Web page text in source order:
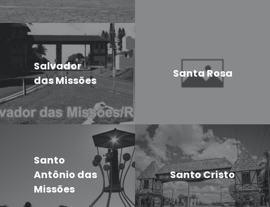
Salvador
das Missões
Santa Rosa
Santo
Antônio das
Missões
Santo Cristo